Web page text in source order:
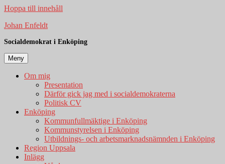
Hoppa till innehåll
Johan Enfeldt
Socialdemokrat i Enköping
Meny
Om mig
Presentation
Därför gick jag med i socialdemokraterna
Politisk CV
Enköping
Kommunfullmäktige i Enköping
Kommunstyrelsen i Enköping
Utbildnings- och arbetsmarknadsnämnden i Enköping
Region Uppsala
Inlägg